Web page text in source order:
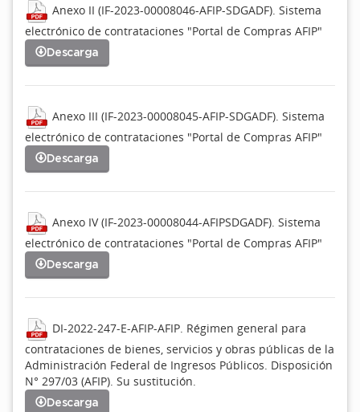
Anexo II (IF-2023-00008046-AFIP-SDGADF). Sistema
electrónico de contrataciones "Portal de Compras AFIP"
Descarga
Anexo III (IF-2023-00008045-AFIP-SDGADF). Sistema
electrónico de contrataciones "Portal de Compras AFIP"
Descarga
Anexo IV (IF-2023-00008044-AFIPSDGADF). Sistema
electrónico de contrataciones "Portal de Compras AFIP"
Descarga
DI-2022-247-E-AFIP-AFIP. Régimen general para
contrataciones de bienes, servicios y obras públicas de la
Administración Federal de Ingresos Públicos. Disposición
N° 297/03 (AFIP). Su sustitución.
Descarga